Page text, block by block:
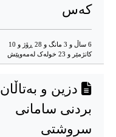
کەس
6 ساڵ و 3 مانگ و 28 ڕۆژ و 10
کاتژمێر و 23 خوله‌ک له‌مه‌وپێش‌
دزین و بەتاڵان
بردنی سامانی
سروشتی